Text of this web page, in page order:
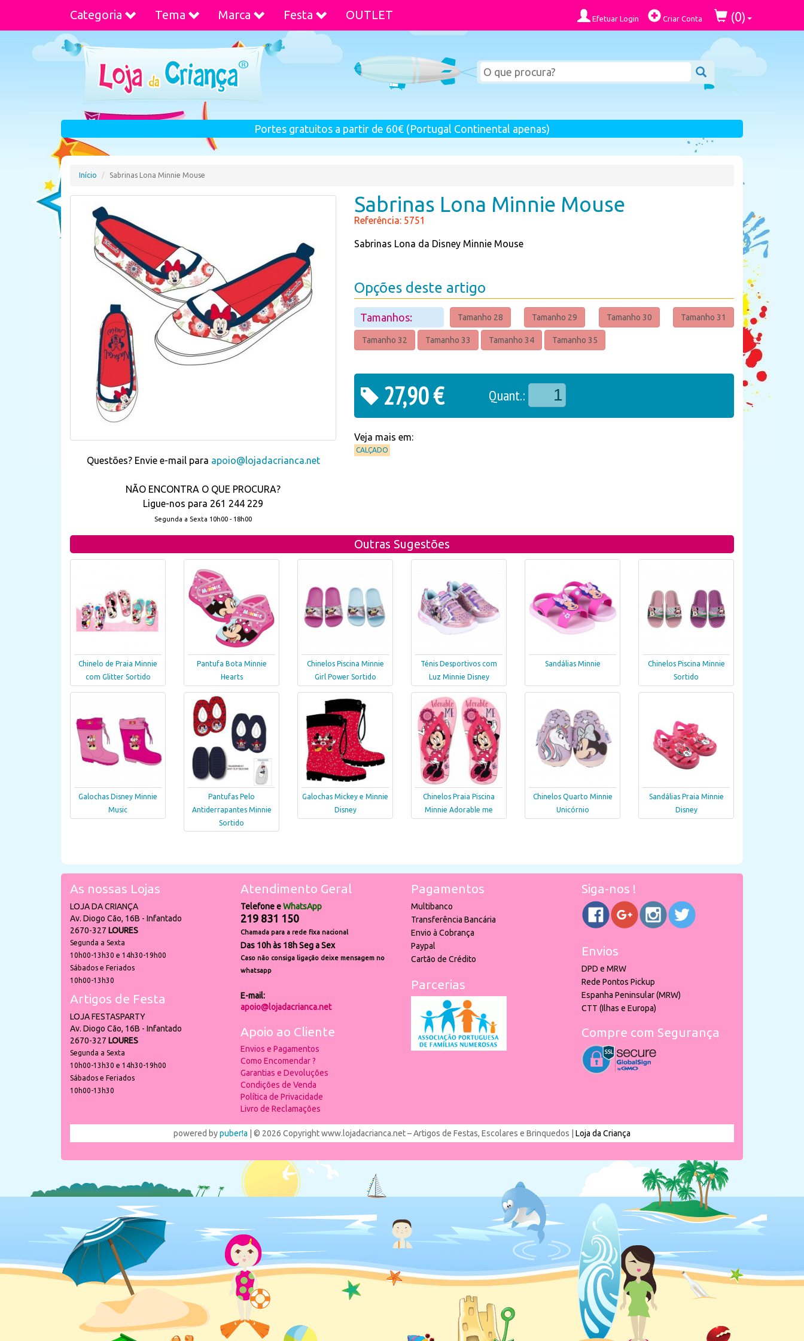
Categoria Tema Marca Festa OUTLET Efetuar Login Criar Conta (0)
Portes gratuitos a partir de 60€ (Portugal Continental apenas)
Início Sabrinas Lona Minnie Mouse
Questões? Envie e-mail para apoio@lojadacrianca.net
NÃO ENCONTRA O QUE PROCURA?
Ligue-nos para 261 244 229
Segunda a Sexta 10h00 - 18h00
Sabrinas Lona Minnie Mouse
Referência: 5751
Sabrinas Lona da Disney Minnie Mouse
Opções deste artigo
Tamanhos: Tamanho 28 Tamanho 29 Tamanho 30 Tamanho 31
Tamanho 32 Tamanho 33 Tamanho 34 Tamanho 35
27,90 € Quant.:
Veja mais em:
CALÇADO
Outras Sugestões
Chinelo de Praia Minnie
com Glitter Sortido
Pantufa Bota Minnie
Hearts
Chinelos Piscina Minnie
Girl Power Sortido
Ténis Desportivos com
Luz Minnie Disney
Sandálias Minnie
Chinelos Piscina Minnie
Sortido
Galochas Disney Minnie
Music
Pantufas Pelo
Antiderrapantes Minnie
Sortido
Galochas Mickey e Minnie
Disney
Chinelos Praia Piscina
Minnie Adorable me
Chinelos Quarto Minnie
Unicórnio
Sandálias Praia Minnie
Disney
As nossas Lojas
LOJA DA CRIANÇA
Av. Diogo Cão, 16B - Infantado
2670-327 LOURES
Segunda a Sexta
10h00-13h30 e 14h30-19h00
Sábados e Feriados
10h00-13h30
Artigos de Festa
LOJA FESTASPARTY
Av. Diogo Cão, 16B - Infantado
2670-327 LOURES
Segunda a Sexta
10h00-13h30 e 14h30-19h00
Sábados e Feriados
10h00-13h30
Atendimento Geral
Telefone eWhatsApp
219 831 150
Chamada para a rede fixa nacional
Das 10h às 18h Seg a Sex
Caso não consiga ligação deixe mensagem no
whatsapp
E-mail:
apoio@lojadacrianca.net
Apoio ao Cliente
Envios e Pagamentos
Como Encomendar ?
Garantias e Devoluções
Condições de Venda
Política de Privacidade
Livro de Reclamações
Pagamentos
Multibanco
Transferência Bancária
Envio à Cobrança
Paypal
Cartão de Crédito
Parcerias
Siga-nos !
Envios
DPD e MRW
Rede Pontos Pickup
Espanha Peninsular (MRW)
CTT (Ilhas e Europa)
Compre com Segurança
powered bypuber!a | © 2026 Copyright www.lojadacrianca.net – Artigos de Festas, Escolares e Brinquedos | Loja da Criança